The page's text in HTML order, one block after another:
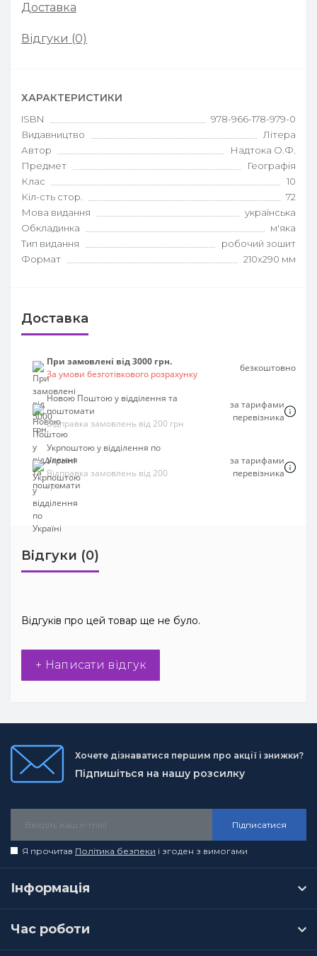
Доставка
Відгуки (0)
ХАРАКТЕРИСТИКИ
ISBN
978-966-178-979-0
Видавництво
Літера
Автор
Надтока О.Ф.
Предмет
Географія
Клас
10
Кіл-сть стор.
72
Мова видання
українська
Обкладинка
м'яка
Тип видання
робочий зошит
Формат
210х290 мм
Доставка
При замовлені від 3000 грн.
За умови безготівкового розрахунку
безкоштовно
Новою Поштою у відділення та
поштомати
Відправка замовлень від 200 грн
за тарифами
перевізника
Укрпоштою у відділення по
Україні
Відправка замовлень від 200
грн
за тарифами
перевізника
Відгуки (0)
Відгуків про цей товар ще не було.
+ Написати відгук
Хочете дізнаватися першим про акції і знижки?
Підпишіться на нашу розсилку
Підписатися
Я прочитав Політика безпеки і згоден з вимогами
Інформація
Час роботи